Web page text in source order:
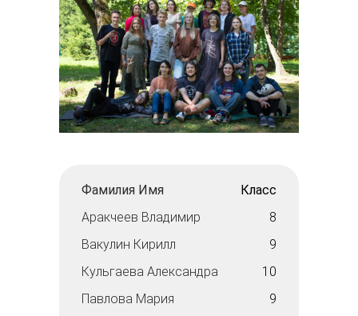
Фамилия Имя
Аракчеев Владимир
Вакулин Кирилл
Кульгаева Александра
Павлова Мария
Класс
8
9
10
9